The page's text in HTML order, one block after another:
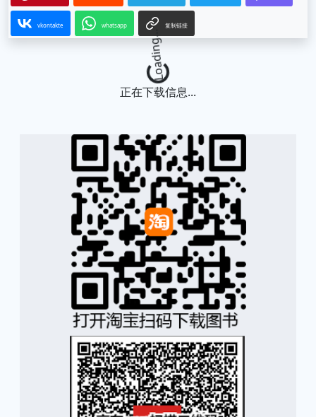
vkontakte whatsapp 复制链接
Loading...
正在下载信息...